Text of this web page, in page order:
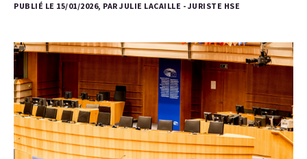
PUBLIÉ LE 15/01/2026, PAR JULIE LACAILLE - JURISTE HSE